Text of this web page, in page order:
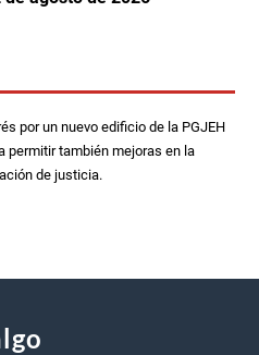
por un nuevo edificio de la PGJEH
permitir también mejoras en la
de justicia.